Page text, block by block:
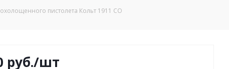
пистолета Кольт 1911 CO
руб./шт